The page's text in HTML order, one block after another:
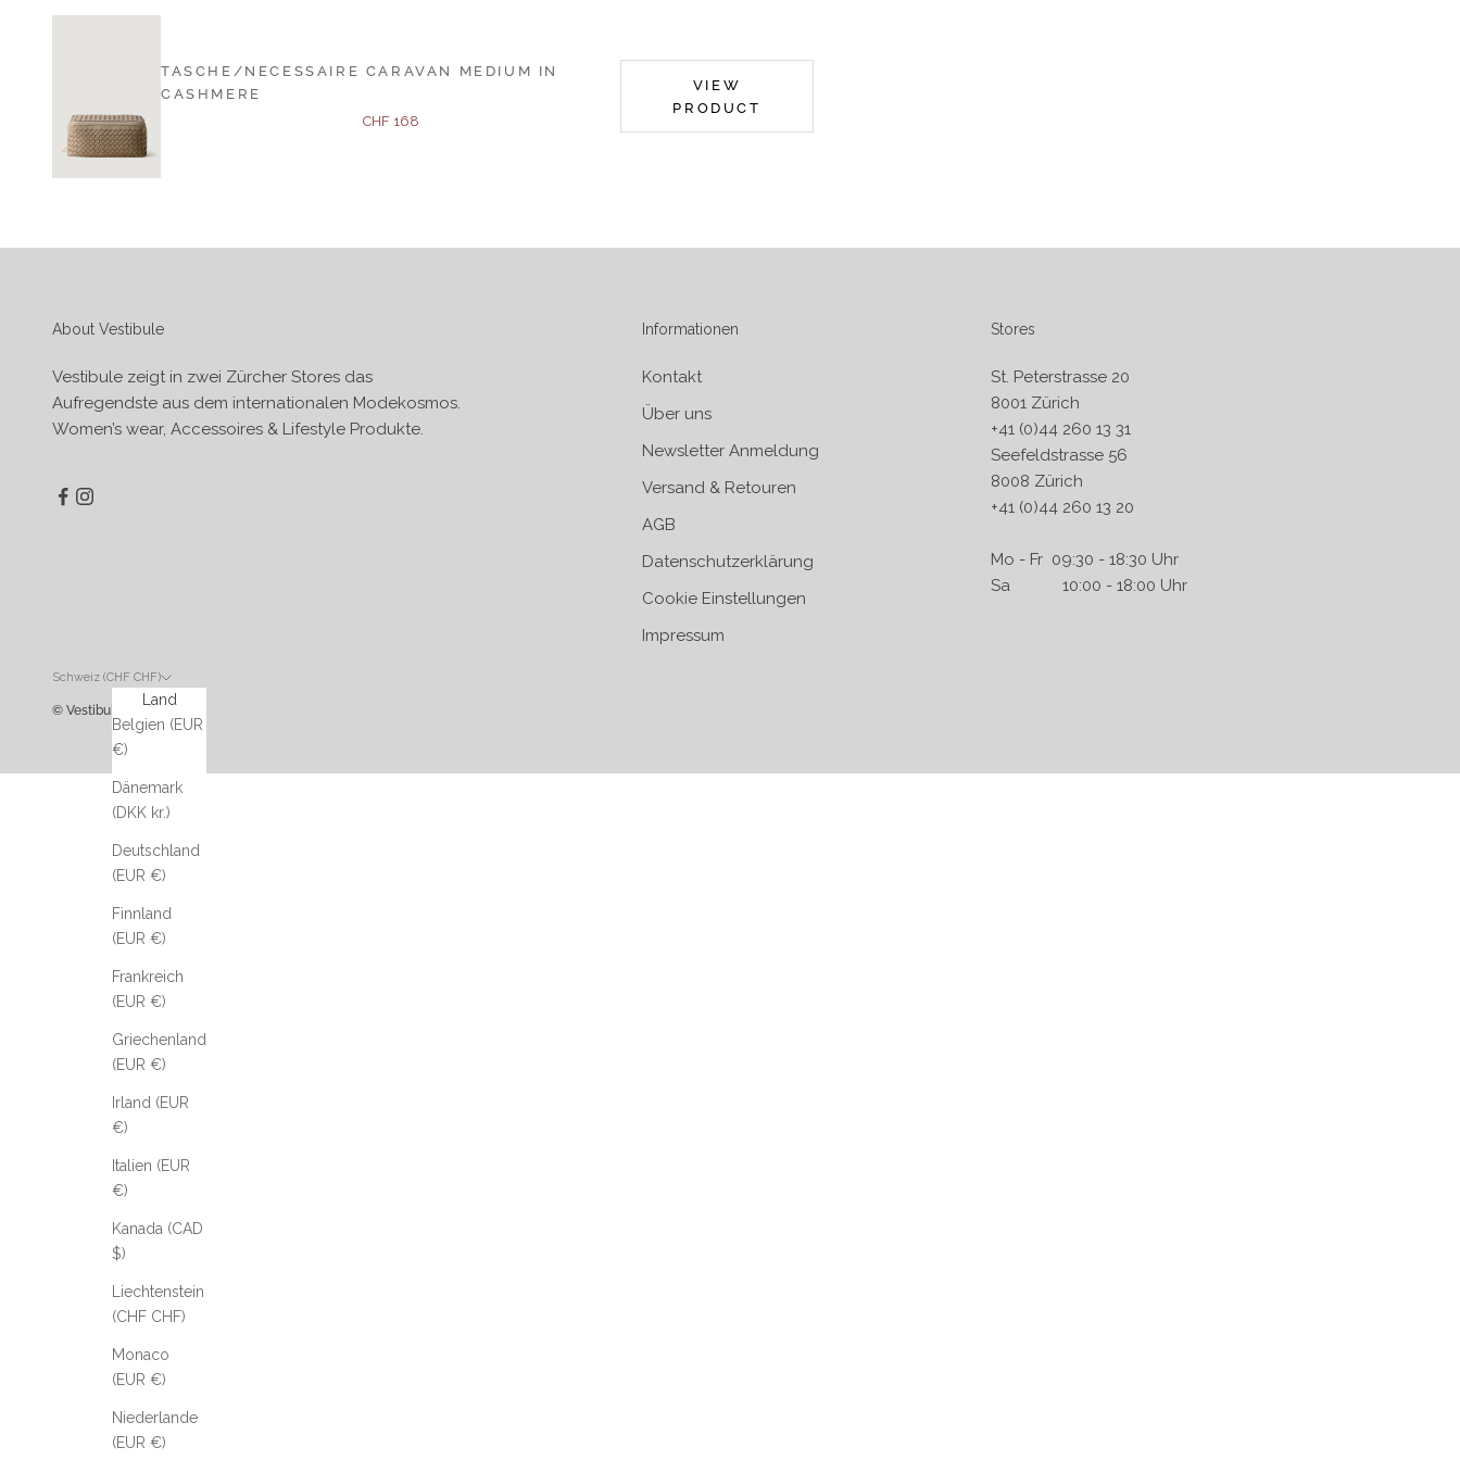
TASCHE/NECESSAIRE CARAVAN MEDIUM IN
CASHMERE
Angebot
CHF 168
VIEW
PRODUCT
About Vestibule
Vestibule zeigt in zwei Zürcher Stores das
Aufregendste aus dem internationalen Modekosmos.
Women’s wear, Accessoires & Lifestyle Produkte.
Informationen
Kontakt
Über uns
Newsletter Anmeldung
Versand & Retouren
AGB
Datenschutzerklärung
Cookie Einstellungen
Impressum
Stores
St. Peterstrasse 20
8001 Zürich
+41 (0)44 260 13 31
Seefeldstrasse 56
8008 Zürich
+41 (0)44 260 13 20
Mo - Fr 09:30 - 18:30 Uhr
Sa 10:00 - 18:00 Uhr
Schweiz (CHF CHF)
Land
Belgien (EUR
€)
Dänemark
(DKK kr.)
Deutschland
(EUR €)
Finnland
(EUR €)
Frankreich
(EUR €)
Griechenland
(EUR €)
Irland (EUR
€)
Italien (EUR
€)
Kanada (CAD
$)
Liechtenstein
(CHF CHF)
Monaco
(EUR €)
Niederlande
(EUR €)
© Vestibule